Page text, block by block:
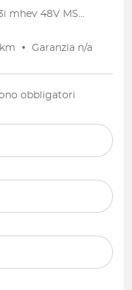
X1 xdrive23i mhev 48V MSport auto
• Garanzia n/a
obbligatori